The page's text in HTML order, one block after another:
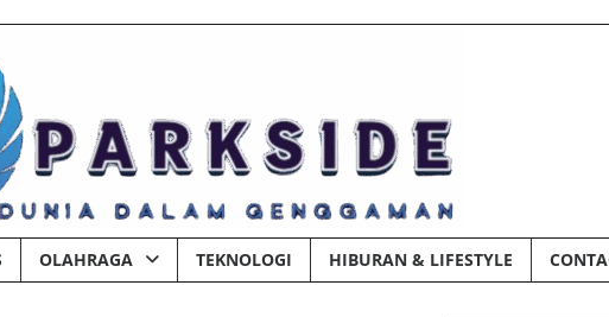
OLAHRAGA TEKNOLOGI HIBURAN & LIFESTYLE